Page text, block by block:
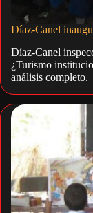
Díaz-Canel
Díaz-Canel
¿Turismo
análisis completo.